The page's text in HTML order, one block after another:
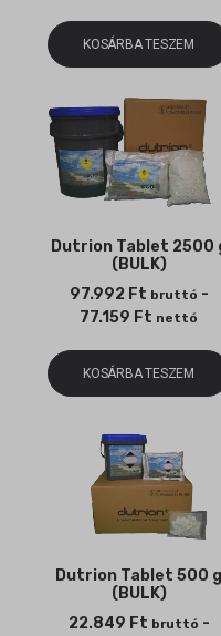
KOSÁRBA TESZEM
Dutrion Tablet 2500
(BULK)
97.992 Ft bruttó -
77.159 Ft nettó
KOSÁRBA TESZEM
Dutrion Tablet 500 g
(BULK)
22.849 Ft bruttó -